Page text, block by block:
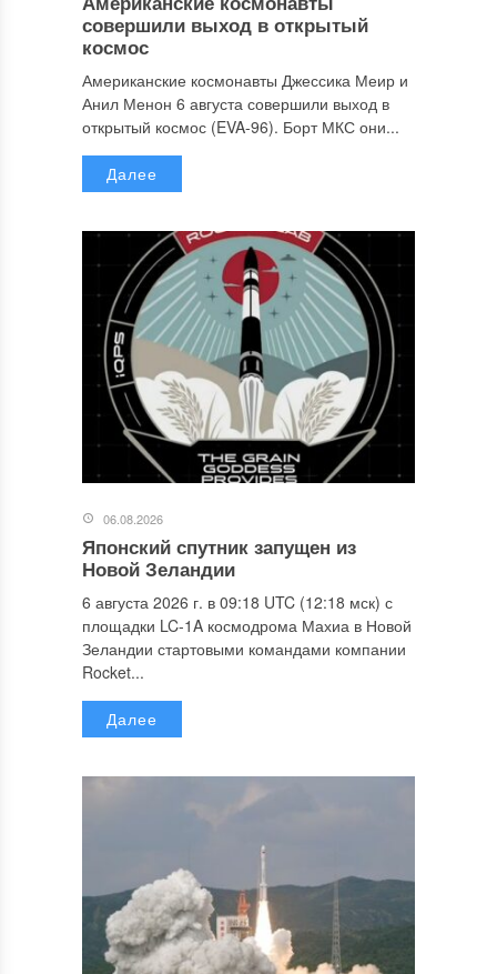
совершили выход в открытый
космос
Американские космонавты Джессика Меир и
Анил Менон 6 августа совершили выход в
открытый космос (EVA-96). Борт МКС они...
Далее
06.08.2026
Японский спутник запущен из
Новой Зеландии
6 августа 2026 г. в 09:18 UTC (12:18 мск) с
площадки LC-1A космодрома Махиа в Новой
Зеландии стартовыми командами компании
Rocket...
Далее